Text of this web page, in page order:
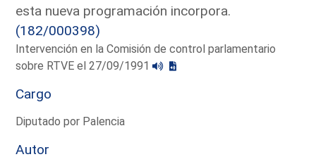
esta nueva programación incorpora.
(182/000398)
Intervención en la Comisión de control parlamentario
sobre RTVE el 27/09/1991
Cargo
Diputado por Palencia
Autor